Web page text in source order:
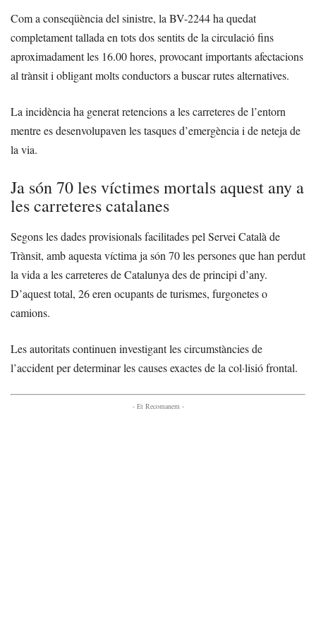
Com a conseqüència del sinistre, la BV-2244 ha quedat
completament tallada en tots dos sentits de la circulació fins
aproximadament les 16.00 hores, provocant importants afectacions
al trànsit i obligant molts conductors a buscar rutes alternatives.
La incidència ha generat retencions a les carreteres de l’entorn
mentre es desenvolupaven les tasques d’emergència i de neteja de
la via.
Ja són 70 les víctimes mortals aquest any a
les carreteres catalanes
Segons les dades provisionals facilitades pel Servei Català de
Trànsit, amb aquesta víctima ja són 70 les persones que han perdut
la vida a les carreteres de Catalunya des de principi d’any.
D’aquest total, 26 eren ocupants de turismes, furgonetes o
camions.
Les autoritats continuen investigant les circumstàncies de
l’accident per determinar les causes exactes de la col·lisió frontal.
- Et Recomanem -